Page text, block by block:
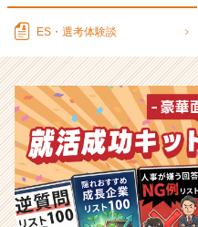
ウ
ベ
ン
チ
ャ
ー・
成
長
企
ES・選考体験談